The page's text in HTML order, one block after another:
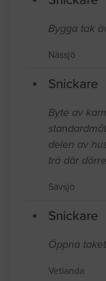
Bygga tak
Nässjö
Snickare
Byte av
delen av
trä där
Sävsjö
Snickare
Öppna
Vetlanda